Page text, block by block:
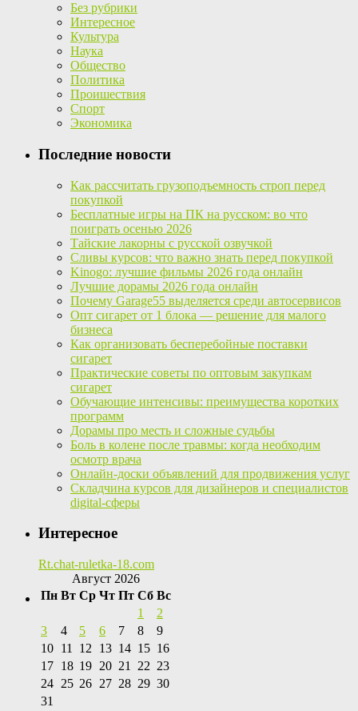
Без рубрики
Интересное
Культура
Наука
Общество
Политика
Проишествия
Спорт
Экономика
Последние новости
Как рассчитать грузоподъемность строп перед
покупкой
Бесплатные игры на ПК на русском: во что
поиграть осенью 2026
Тайские лакорны с русской озвучкой
Сливы курсов: что важно знать перед покупкой
Kinogo: лучшие фильмы 2026 года онлайн
Лучшие дорамы 2026 года онлайн
Почему Garage55 выделяется среди автосервисов
Опт сигарет от 1 блока — решение для малого
бизнеса
Как организовать бесперебойные поставки
сигарет
Практические советы по оптовым закупкам
сигарет
Обучающие интенсивы: преимущества коротких
программ
Дорамы про месть и сложные судьбы
Боль в колене после травмы: когда необходим
осмотр врача
Онлайн-доски объявлений для продвижения услуг
Складчина курсов для дизайнеров и специалистов
digital-сферы
Интересное
Rt.chat-ruletka-18.com
Август 2026
Пн Вт Ср Чт Пт Сб Вс
1
2
3
4 5 6 7 8
9
10 11 12 13 14 15 16
17 18 19 20 21 22 23
24 25 26 27 28 29 30
31